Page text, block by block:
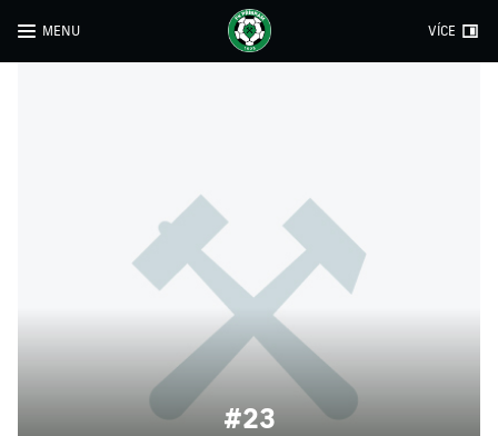
MENU VÍCE
#23